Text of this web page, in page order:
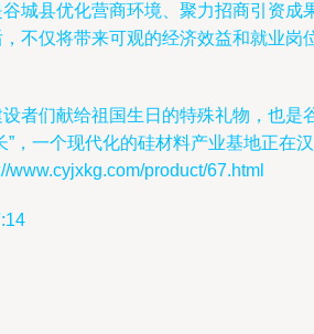
城县优化营商环境、聚力招商引资
不仅将带来可观的经济效益和就业
者们献给祖国生日的特殊礼物，也
”，一个现代化的硅材料产业基地正在
product/67.html